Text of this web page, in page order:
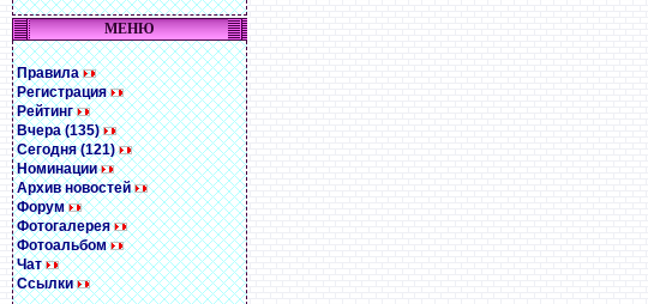
МЕНЮ
Правила
Регистрация
Рейтинг
Вчера (135)
Сегодня (121)
Номинации
Архив новостей
Форум
Фотогалерея
Фотоальбом
Чат
Ссылки